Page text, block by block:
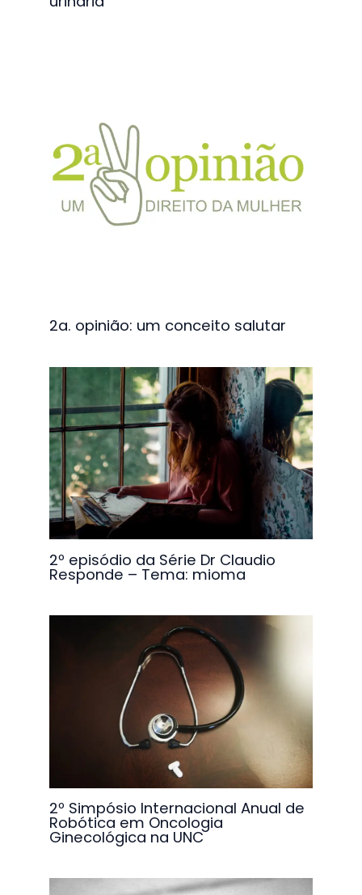
2a. opinião: um conceito salutar
2º episódio da Série Dr Claudio
Responde – Tema: mioma
2º Simpósio Internacional Anual de
Robótica em Oncologia
Ginecológica na UNC